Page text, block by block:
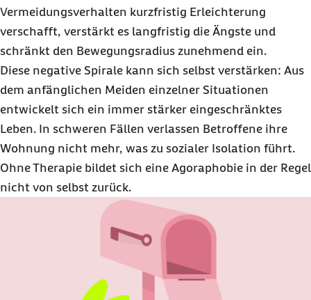
Vermeidungsverhalten kurzfristig Erleichterung
verschafft, verstärkt es langfristig die Ängste und
schränkt den Bewegungsradius zunehmend ein.
Diese negative Spirale kann sich selbst verstärken: Aus
dem anfänglichen Meiden einzelner Situationen
entwickelt sich ein immer stärker eingeschränktes
Leben. In schweren Fällen verlassen Betroffene ihre
Wohnung nicht mehr, was zu sozialer Isolation führt.
Ohne Therapie bildet sich eine Agoraphobie in der Regel
nicht von selbst zurück.